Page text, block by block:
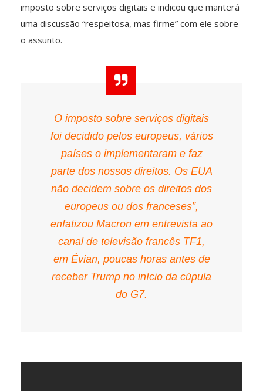
imposto sobre serviços digitais e indicou que manterá
uma discussão “respeitosa, mas firme” com ele sobre
o assunto.
O imposto sobre serviços digitais
foi decidido pelos europeus, vários
países o implementaram e faz
parte dos nossos direitos. Os EUA
não decidem sobre os direitos dos
europeus ou dos franceses”,
enfatizou Macron em entrevista ao
canal de televisão francês TF1,
em Évian, poucas horas antes de
receber Trump no início da cúpula
do G7.